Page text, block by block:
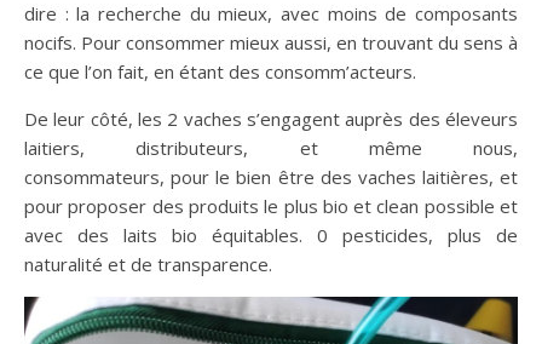
dire : la recherche du mieux, avec moins de composants
nocifs. Pour consommer mieux aussi, en trouvant du sens à
ce que l’on fait, en étant des consomm’acteurs.
De leur côté, les 2 vaches s’engagent auprès des éleveurs
laitiers, distributeurs, et même nous,
consommateurs, pour le bien être des vaches laitières, et
pour proposer des produits le plus bio et clean possible et
avec des laits bio équitables. 0 pesticides, plus de
naturalité et de transparence.